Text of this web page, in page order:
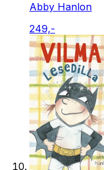
Abby Hanlon
249,-